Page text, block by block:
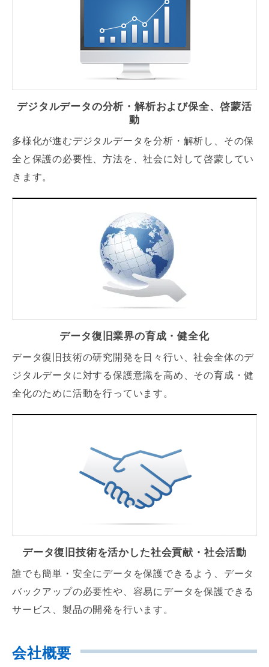
デジタルデータの分析・解析および保全、啓蒙活
動
多様化が進むデジタルデータを分析・解析し、その保
全と保護の必要性、方法を、社会に対して啓蒙してい
きます。
データ復旧業界の育成・健全化
データ復旧技術の研究開発を日々行い、社会全体のデ
ジタルデータに対する保護意識を高め、その育成・健
全化のために活動を行っています。
データ復旧技術を活かした社会貢献・社会活動
誰でも簡単・安全にデータを保護できるよう、データ
バックアップの必要性や、容易にデータを保護できる
サービス、製品の開発を行います。
会社概要